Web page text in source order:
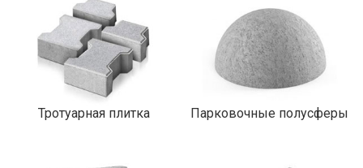
Тротуарная плитка Парковочные полусферы